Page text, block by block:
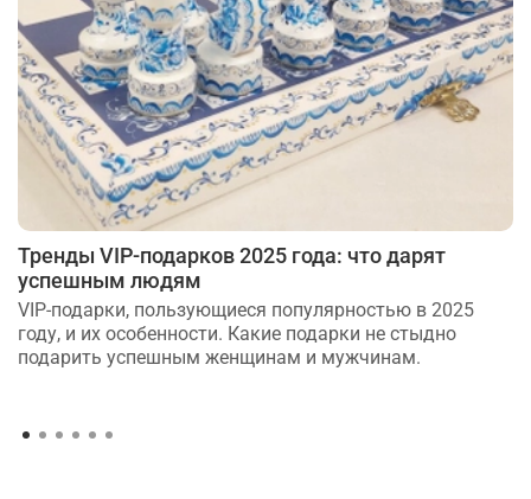
Тренды VIP-подарков 2025 года: что дарят
успешным людям
VIP-подарки, пользующиеся популярностью в 2025
году, и их особенности. Какие подарки не стыдно
подарить успешным женщинам и мужчинам.